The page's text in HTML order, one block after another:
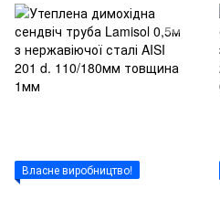
Власне виробництво!